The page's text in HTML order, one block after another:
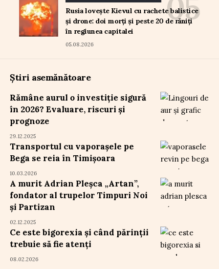
Rusia lovește Kievul cu rachete balistice
și drone: doi morți și peste 20 de răniți
în regiunea capitalei
05.08.2026
Știri asemănătoare
Rămâne aurul o investiție sigură
în 2026? Evaluare, riscuri și
prognoze
29.12.2025
Transportul cu vaporașele pe
Bega se reia în Timișoara
10.03.2026
A murit Adrian Pleșca „Artan”,
fondator al trupelor Timpuri Noi
și Partizan
02.12.2025
Ce este bigorexia și când părinții
trebuie să fie atenți
08.02.2026